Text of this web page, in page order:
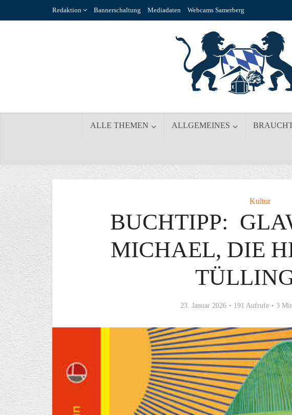
Redaktion Bannerschaltung Mediadaten Webcams Samerberg
ALLE THEMEN ALLGEMEINES
Kultur
BUCHTIPP:
MICHAEL, DIE
23. Januar 2026 191 Aufrufe 3